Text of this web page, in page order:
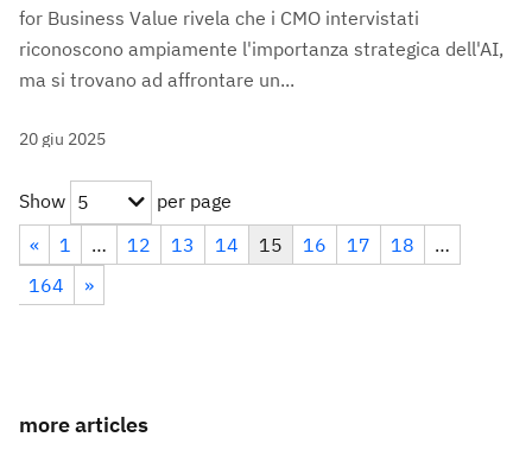
for Business Value rivela che i CMO intervistati
riconoscono ampiamente l'importanza strategica dell'AI,
ma si trovano ad affrontare un...
20 giu 2025
Show 5
per page
«
1 … 12 13 14 15 16 17 18
…
164
»
more articles